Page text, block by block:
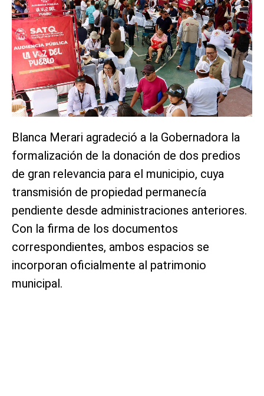
Blanca Merari agradeció a la Gobernadora la
formalización de la donación de dos predios
de gran relevancia para el municipio, cuya
transmisión de propiedad permanecía
pendiente desde administraciones anteriores.
Con la firma de los documentos
correspondientes, ambos espacios se
incorporan oficialmente al patrimonio
municipal.